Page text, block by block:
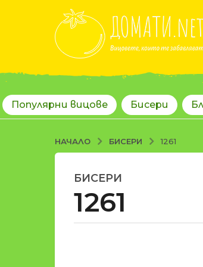
Популярни вицове Бисери
НАЧАЛО БИСЕРИ 1261
1
8
БИСЕРИ
1261